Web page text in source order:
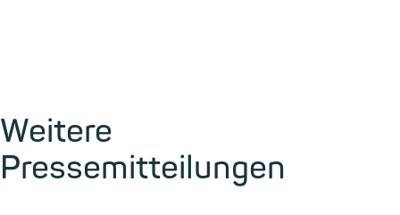
Weitere
Pressemitteilungen